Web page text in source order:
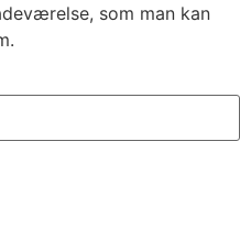
som man kan